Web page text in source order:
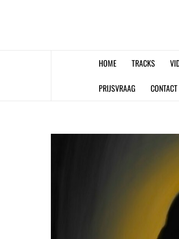
HOME TRACKS
PRIJSVRAAG CONTACT